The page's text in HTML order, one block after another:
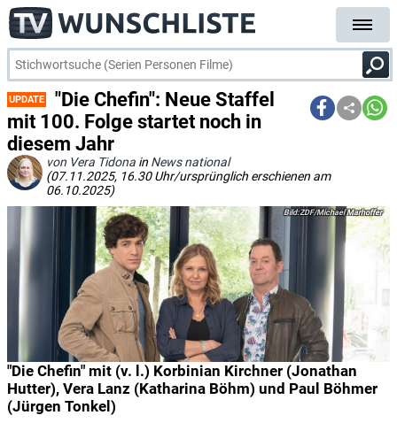
UPDATE
"Die Chefin": Neue Staffel
mit 100. Folge startet noch in
diesem Jahr
von Vera Tidona in News national
(07.11.2025, 16.30 Uhr/ursprünglich erschienen am
06.10.2025)
"Die Chefin" mit (v. l.) Korbinian Kirchner (Jonathan
Hutter), Vera Lanz (Katharina Böhm) und Paul Böhmer
(Jürgen Tonkel)
ZDF/Michael Marhoffer